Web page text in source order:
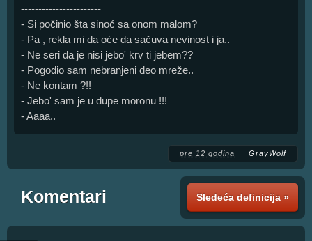
-----------------------
- Si počinio šta sinoć sa onom malom?
- Pa , rekla mi da oće da sačuva nevinost i ja..
- Ne seri da je nisi jebo' krv ti jebem??
- Pogodio sam nebranjeni deo mreže..
- Ne kontam ?!!
- Jebo' sam je u dupe moronu !!!
- Aaaa..
pre 12 godina GrayWolf
Sledeća definicija »
Komentari